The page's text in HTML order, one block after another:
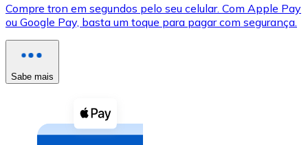
XRP
XRP
Cupons cripto
Compre tron em segundos pelo seu celular. Com Apple Pay
ou Google Pay, basta um toque para pagar com segurança.
Sabe mais